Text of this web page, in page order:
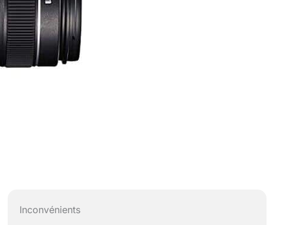
Inconvénients